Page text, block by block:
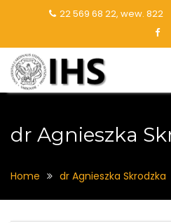
22 569 68 22, wew. 822
dr Agnieszka
Home dr Agnieszka Skrodzka